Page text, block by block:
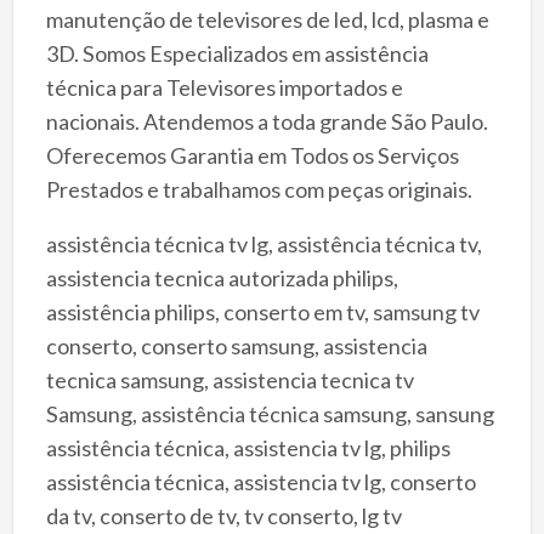
manutenção de televisores de led, lcd, plasma e
3D. Somos Especializados em assistência
técnica para Televisores importados e
nacionais. Atendemos a toda grande São Paulo.
Oferecemos Garantia em Todos os Serviços
Prestados e trabalhamos com peças originais.
assistência técnica tv lg, assistência técnica tv,
assistencia tecnica autorizada philips,
assistência philips, conserto em tv, samsung tv
conserto, conserto samsung, assistencia
tecnica samsung, assistencia tecnica tv
Samsung, assistência técnica samsung, sansung
assistência técnica, assistencia tv lg, philips
assistência técnica, assistencia tv lg, conserto
da tv, conserto de tv, tv conserto, lg tv